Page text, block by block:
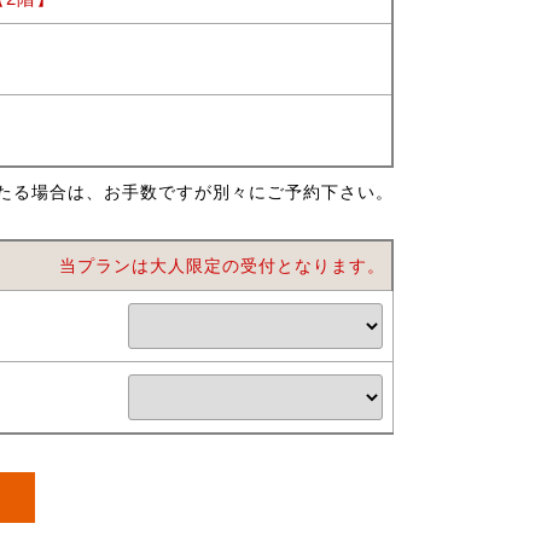
場合は、お手数ですが別々にご予約下さい。
当プランは大人限定の受付となります。